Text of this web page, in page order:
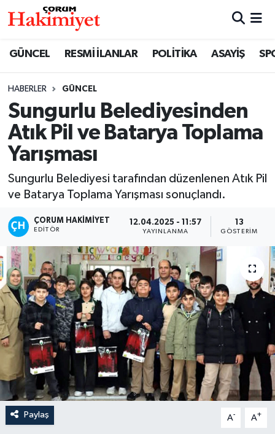
GÜNCEL RESMİ İLANLAR POLİTİKA ASAYİŞ
HABERLER GÜNCEL
Sungurlu Belediyesinden
Atık Pil ve Batarya Toplama
Yarışması
Sungurlu Belediyesi tarafından düzenlenen Atık Pil
ve Batarya Toplama Yarışması sonuçlandı.
ÇORUM HAKIMIYET
EDITÖR
12.04.2025 - 11:57
YAYINLANMA
13
GÖSTERIM
Paylaş A- A+
SAĞLIK
ASAYİŞ
EKONOMİ
GÜNCEL
AKTÜEL
EĞİTİM
İLÇELER
OTOPARK
TEKNOLOJİ
Nöbetçi Eczaneler
Çorum Namaz Vakitleri
Trafik Durumu
Süper Lig Puan Durumu ve Fikstür
Tüm Manşetler
Son Dakika Haberleri
Haber Arşivi